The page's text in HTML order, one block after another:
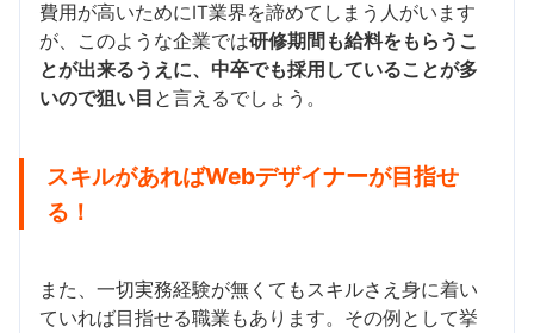
費用が高いためにIT業界を諦めてしまう人がいます
が、このような企業では研修期間も給料をもらうこ
とが出来るうえに、中卒でも採用していることが多
いので狙い目 と言えるでしょう。
スキルがあればWebデザイナーが目指せ
る！
また、一切実務経験が無くてもスキルさえ身に着い
ていれば目指せる職業もあります。その例として挙